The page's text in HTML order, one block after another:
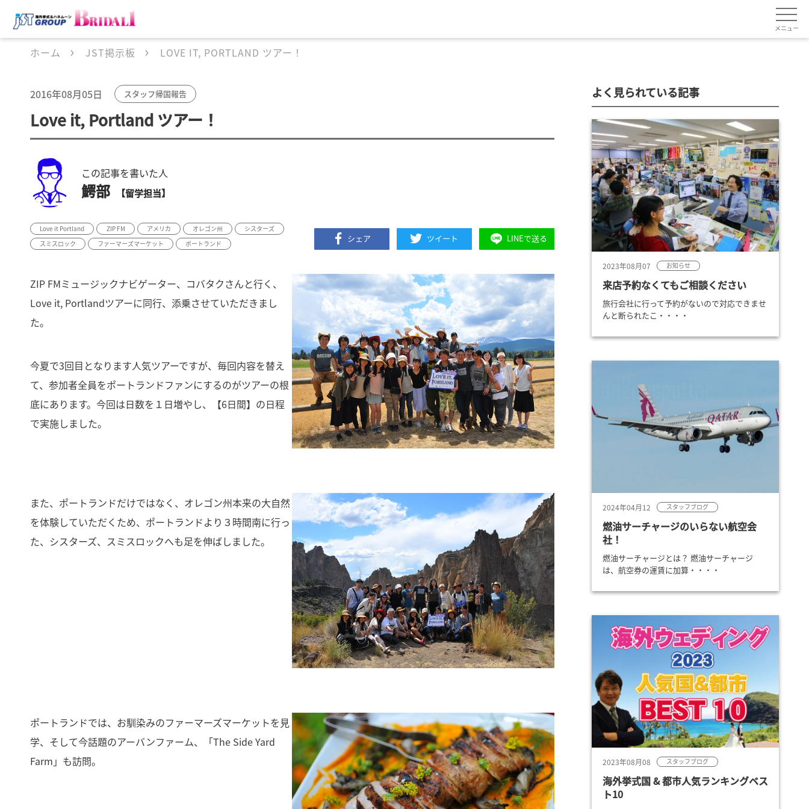
メニュー
ホーム JST掲示板 LOVE IT, PORTLAND ツアー！
2016年08月05日 スタッフ帰国報告
Love it, Portland ツアー！
この記事を書いた人
鰐部 【留学担当】
Love it Portland ZIP FM アメリカ オレゴン州
シスターズ
スミスロック
ファーマーズマーケット ポートランド シェア ツイート LINEで送る
ZIP FMミュージックナビゲーター、コバタクさんと行く、
Love it, Portlandツアーに同行、添乗させていただきまし
た。
今夏で3回目となります人気ツアーですが、毎回内容を替え
て、参加者全員をポートランドファンにするのがツアーの根
底にあります。今回は日数を１日増やし、【6日間】の日程
で実施しました。
また、ポートランドだけではなく、オレゴン州本来の大自然
を体験していただくため、ポートランドより３時間南に行っ
た、シスターズ、スミスロックへも足を伸ばしました。
ポートランドでは、お馴染みのファーマーズマーケットを見
学、そして今話題のアーバンファーム、「The Side Yard
Farm」も訪問。
よく見られている記事
2023年08月07 お知らせ
来店予約なくてもご相談ください
旅行会社に行って予約がないので対応できませ
んと断られたこ・・・・
2024年04月12 スタッフブログ
燃油サーチャージのいらない航空会
社！
燃油サーチャージとは？ 燃油サーチャージ
は、航空券の運賃に加算・・・・
2023年08月08 スタッフブログ
海外挙式国 & 都市人気ランキングベス
ト10